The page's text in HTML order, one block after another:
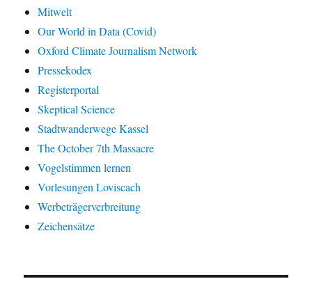
Mitwelt
Our World in Data (Covid)
Oxford Climate Journalism Network
Pressekodex
Registerportal
Skeptical Science
Stadtwanderwege Kassel
The October 7th Massacre
Vogelstimmen lernen
Vorlesungen Loviscach
Werbeträgerverbreitung
Zeichensätze